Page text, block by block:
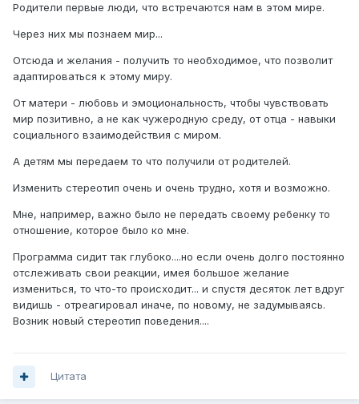
Родители первые люди, что встречаются нам в этом мире.
Через них мы познаем мир...
Отсюда и желания - получить то необходимое, что позволит
адаптироваться к этому миру.
От матери - любовь и эмоциональность, чтобы чувствовать
мир позитивно, а не как чужеродную среду, от отца - навыки
социального взаимодействия с миром.
А детям мы передаем то что получили от родителей.
Изменить стереотип очень и очень трудно, хотя и возможно.
Мне, например, важно было не передать своему ребенку то
отношение, которое было ко мне.
Программа сидит так глубоко....но если очень долго постоянно
отслеживать свои реакции, имея большое желание
измениться, то что-то происходит... и спустя десяток лет вдруг
видишь - отреагировал иначе, по новому, не задумываясь.
Возник новый стереотип поведения....
Цитата